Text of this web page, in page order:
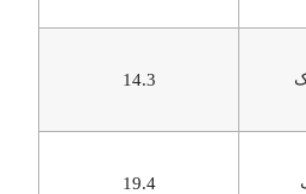
14.3
19.4